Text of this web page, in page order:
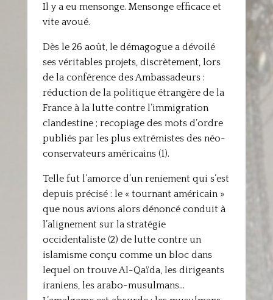
Il y a eu mensonge. Mensonge efficace et
vite avoué.
Dès le 26 août, le démagogue a dévoilé
ses véritables projets, discrètement, lors
de la conférence des Ambassadeurs :
réduction de la politique étrangère de la
France à la lutte contre l’immigration
clandestine ; recopiage des mots d’ordre
publiés par les plus extrémistes des néo-
conservateurs américains (1).
Telle fut l’amorce d’un reniement qui s’est
depuis précisé : le « tournant américain »
que nous avions alors dénoncé conduit à
l’alignement sur la stratégie
occidentaliste (2) de lutte contre un
islamisme conçu comme un bloc dans
lequel on trouve Al-Qaïda, les dirigeants
iraniens, les arabo-musulmans…